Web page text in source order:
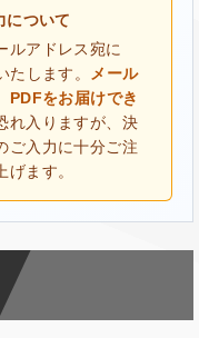
について
ルアドレス宛に
たします。
メール
PDFをお届けでき
れ入りますが、決
ご入力に十分ご注
ます。